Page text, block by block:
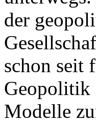
der
schon seit
Geopolitik
Modelle